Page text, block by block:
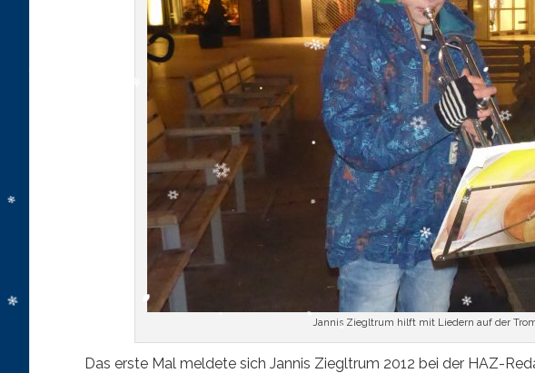
Jannis Ziegltrum hilft mit Liedern auf der
Das erste Mal meldete sich Jannis Ziegltrum 2012 bei der HAZ-